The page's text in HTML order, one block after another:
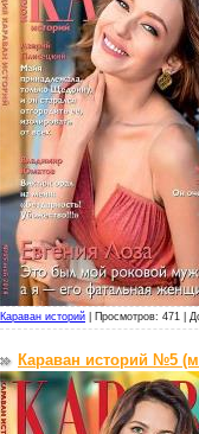
Караван историй Просмотров: 471 |
Караван историй №5